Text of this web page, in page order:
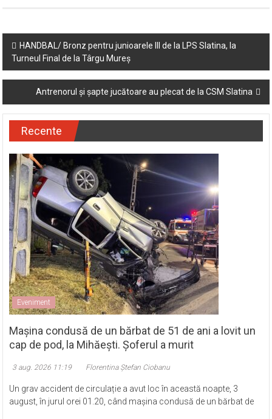
Post
navigation
HANDBAL/ Bronz pentru junioarele III de la LPS Slatina, la
Turneul Final de la Târgu Mureș
Antrenorul și șapte jucătoare au plecat de la CSM Slatina
Recente
Eveniment
Mașina condusă de un bărbat de 51 de ani a lovit un
cap de pod, la Mihăești. Șoferul a murit
3 aug. 2026 11:19 Florentina Ștefan Ciobanu
Un grav accident de circulație a avut loc în această noapte, 3
august, în jurul orei 01.20, când mașina condusă de un bărbat de